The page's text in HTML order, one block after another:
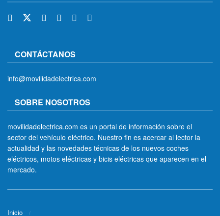
CONTÁCTANOS
info@movilidadelectrica.com
SOBRE NOSOTROS
movilidadelectrica.com es un portal de información sobre el
sector del vehículo eléctrico. Nuestro fin es acercar al lector la
actualidad y las novedades técnicas de los nuevos coches
eléctricos, motos eléctricas y bicis eléctricas que aparecen en el
mercado.
Inicio